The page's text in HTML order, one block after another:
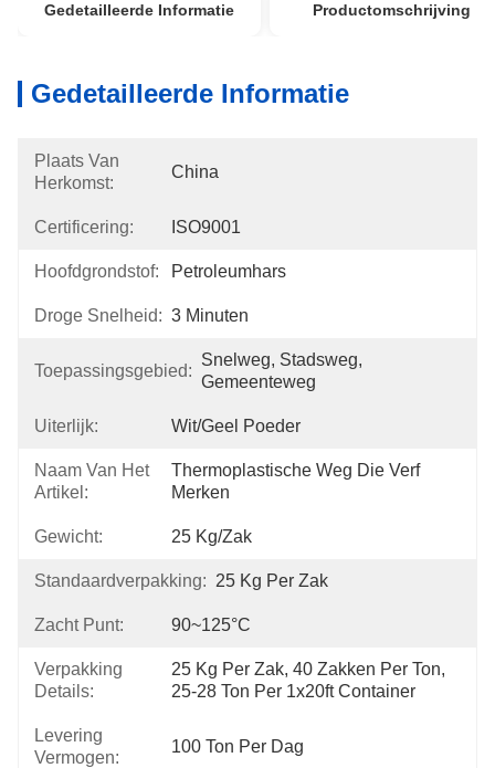
Gedetailleerde Informatie Productomschrijving
Gedetailleerde Informatie
Plaats Van
Herkomst:
China
Certificering: ISO9001
Hoofdgrondstof: Petroleumhars
Droge Snelheid: 3 Minuten
Toepassingsgebied:
Snelweg, Stadsweg,
Gemeenteweg
Uiterlijk: Wit/geel Poeder
Naam Van Het
Artikel:
Thermoplastische Weg Die Verf
Merken
Gewicht: 25 Kg/zak
Standaardverpakking: 25 Kg Per Zak
Zacht Punt: 90~125°C
Verpakking
Details:
25 Kg Per Zak, 40 Zakken Per Ton,
25-28 Ton Per 1x20ft Container
Levering
Vermogen:
100 Ton Per Dag